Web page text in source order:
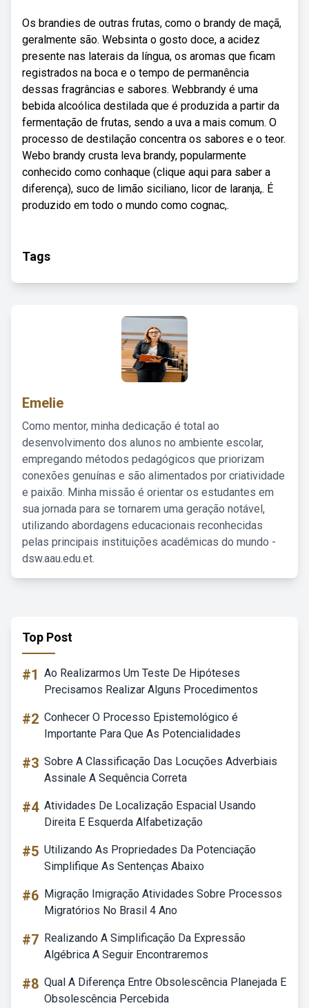
Os brandies de outras frutas, como o brandy de maçã,
geralmente são. Websinta o gosto doce, a acidez
presente nas laterais da língua, os aromas que ficam
registrados na boca e o tempo de permanência
dessas fragrâncias e sabores. Webbrandy é uma
bebida alcoólica destilada que é produzida a partir da
fermentação de frutas, sendo a uva a mais comum. O
processo de destilação concentra os sabores e o teor.
Webo brandy crusta leva brandy, popularmente
conhecido como conhaque (clique aqui para saber a
diferença), suco de limão siciliano, licor de laranja,. É
produzido em todo o mundo como cognac,.
Tags
Emelie
Como mentor, minha dedicação é total ao
desenvolvimento dos alunos no ambiente escolar,
empregando métodos pedagógicos que priorizam
conexões genuínas e são alimentados por criatividade
e paixão. Minha missão é orientar os estudantes em
sua jornada para se tornarem uma geração notável,
utilizando abordagens educacionais reconhecidas
pelas principais instituições acadêmicas do mundo -
dsw.aau.edu.et.
Top Post
#1 Ao Realizarmos Um Teste De Hipóteses
Precisamos Realizar Alguns Procedimentos
#2 Conhecer O Processo Epistemológico é
Importante Para Que As Potencialidades
#3 Sobre A Classificação Das Locuções Adverbiais
Assinale A Sequência Correta
#4 Atividades De Localização Espacial Usando
Direita E Esquerda Alfabetização
#5 Utilizando As Propriedades Da Potenciação
Simplifique As Sentenças Abaixo
#6 Migração Imigração Atividades Sobre Processos
Migratórios No Brasil 4 Ano
#7 Realizando A Simplificação Da Expressão
Algébrica A Seguir Encontraremos
#8 Qual A Diferença Entre Obsolescência Planejada E
Obsolescência Percebida